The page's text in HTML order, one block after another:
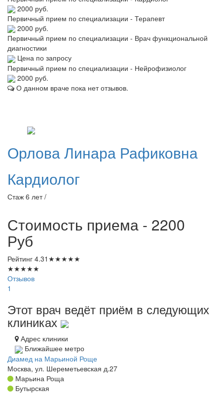
2000 руб.
Первичный прием по специализации - Терапевт
2000 руб.
Первичный прием по специализации - Врач функциональной
диагностики
Цена по запросу
Первичный прием по специализации - Нейрофизиолог
2000 руб.
О данном враче пока нет отзывов.
ОрловаЛинара Рафиковна
Кардиолог
Стаж 6 лет /
Стоимость приема - 2200
Руб
Рейтинг 4.31 ★★★★★
★★★★★
Отзывов
1
Этот врач ведёт приём в следующих
клиниках
Адрес клиники
Ближайшее метро
Диамед на Марьиной Роще
Москва, ул. Шереметьевская д.27
Марьина Роща
Бутырская